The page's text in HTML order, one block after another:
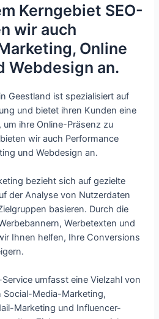
Kerngebiet SEO-
wir auch
Online
Webdesign an.
Geestland ist spezialisiert auf
und bietet ihren Kunden eine
ihre Online-Präsenz zu
wir auch Performance
und Webdesign an.
bezieht sich auf gezielte
der Analyse von Nutzerdaten
basieren. Durch die
Werbetexten und
Ihnen helfen, Ihre Conversions
umfasst eine Vielzahl von
Social-Media-Marketing,
Marketing und Influencer-